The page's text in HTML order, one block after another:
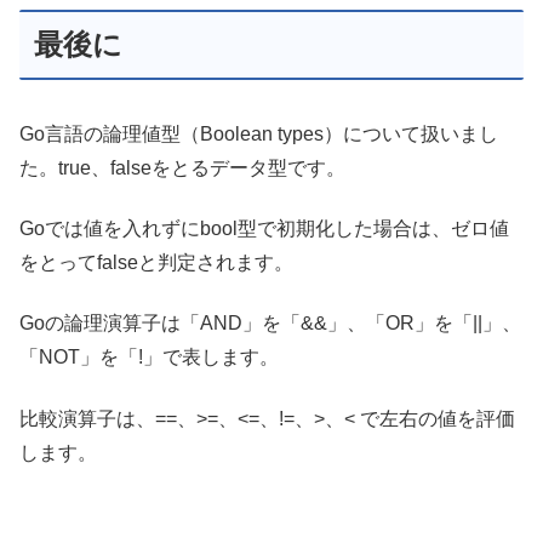
最後に
Go言語の論理値型（Boolean types）について扱いまし
た。true、falseをとるデータ型です。
Goでは値を入れずにbool型で初期化した場合は、ゼロ値
をとってfalseと判定されます。
Goの論理演算子は「AND」を「&&」、「OR」を「||」、
「NOT」を「!」で表します。
比較演算子は、==、>=、<=、!=、>、< で左右の値を評価
します。